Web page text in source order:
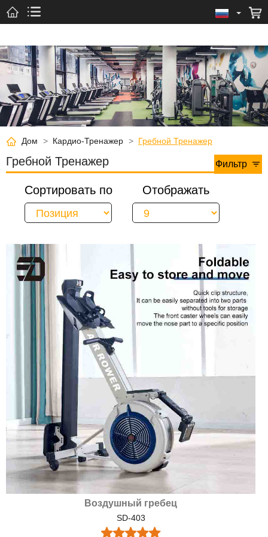
Дом > Кардио-Тренажер > Гребной Тренажер
Гребной Тренажер Фильтр
Сортировать по Отображать
Воздушный гребец
SD-403